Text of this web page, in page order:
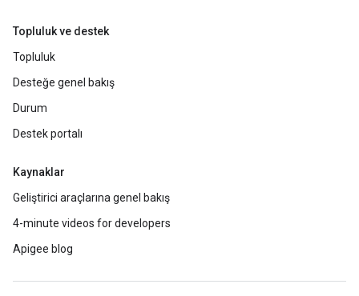
Topluluk ve destek
Topluluk
Desteğe genel bakış
Durum
Destek portalı
Kaynaklar
Geliştirici araçlarına genel bakış
4-minute videos for developers
Apigee blog